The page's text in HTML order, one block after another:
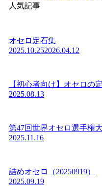
人気記事
オセロ定石集
2025.10.252026.04.12
【初心者向け】オセロの
2025.08.13
第47回世界オセロ選手権
2025.11.16
詰めオセロ（20250919）
2025.09.19